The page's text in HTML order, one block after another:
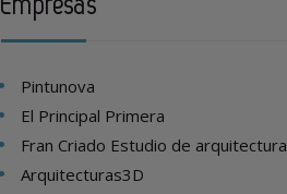
Empresas
Pintunova
El Principal Primera
Fran Criado Estudio de arquitectura
Arquitecturas3D